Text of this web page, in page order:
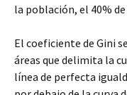
la población, el 40%
El coeficiente de Gini
áreas que delimita la
línea de perfecta